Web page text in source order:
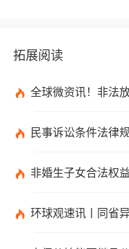
拓展阅读
全球微资讯！非法放生外来物
民事诉讼条件法律规定有哪些
非婚生子女合法权益包括哪些？非婚生
环球观速讯丨同省异地离婚怎么办理